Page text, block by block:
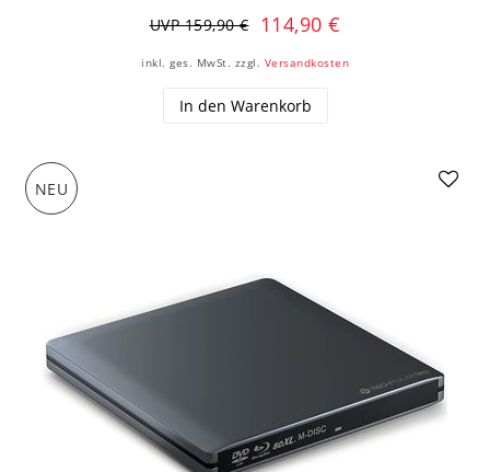
UVP 159,90 € 114,90 €
inkl. ges. MwSt. zzgl. Versandkosten
In den Warenkorb
NEU